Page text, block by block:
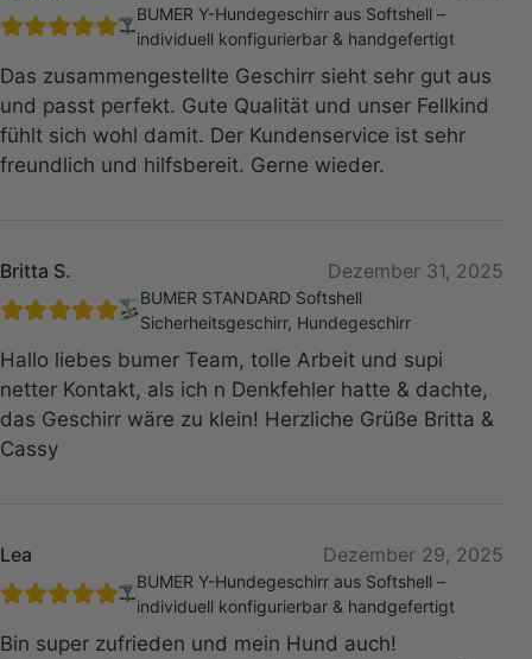
BUMER Y-Hundegeschirr aus Softshell –
individuell konfigurierbar & handgefertigt
Das zusammengestellte Geschirr sieht sehr gut aus
und passt perfekt. Gute Qualität und unser Fellkind
fühlt sich wohl damit. Der Kundenservice ist sehr
freundlich und hilfsbereit. Gerne wieder.
Britta S. Dezember 31, 2025
BUMER STANDARD Softshell
Sicherheitsgeschirr, Hundegeschirr
Hallo liebes bumer Team, tolle Arbeit und supi
netter Kontakt, als ich n Denkfehler hatte & dachte,
das Geschirr wäre zu klein! Herzliche Grüße Britta &
Cassy
Lea Dezember 29, 2025
BUMER Y-Hundegeschirr aus Softshell –
individuell konfigurierbar & handgefertigt
Bin super zufrieden und mein Hund auch!